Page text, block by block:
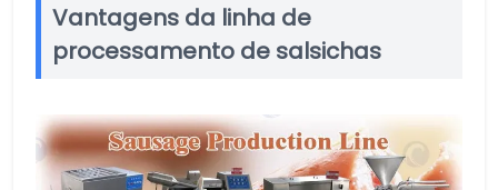
Vantagens da linha de
processamento de salsichas